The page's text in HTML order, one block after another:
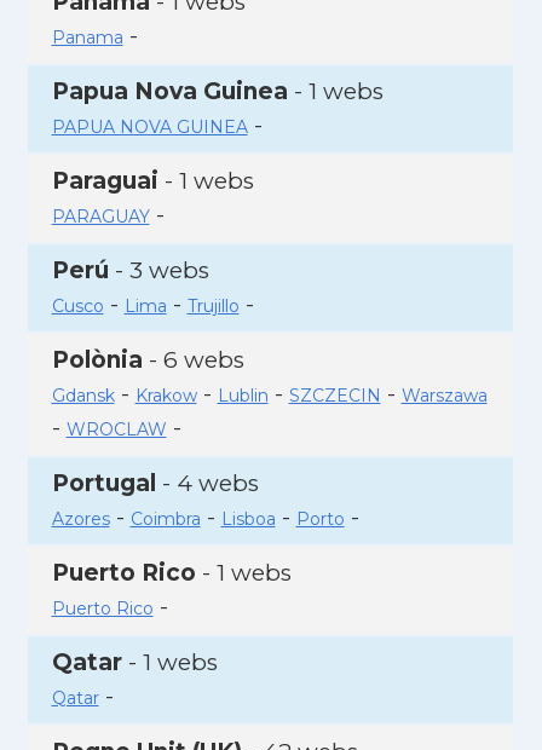
Panama -
Papua Nova Guinea - 1 webs
PAPUA NOVA GUINEA-
Paraguai - 1 webs
PARAGUAY-
Perú - 3 webs
Cusco - Lima - Trujillo -
Polònia - 6 webs
Gdansk- Krakow- Lublin - SZCZECIN - Warszawa
- WROCLAW -
Portugal - 4 webs
Azores- Coimbra - Lisboa - Porto -
Puerto Rico - 1 webs
Puerto Rico -
Qatar- 1 webs
Qatar-